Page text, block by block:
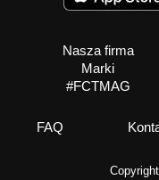
Nasza firma
Marki
#FCTMAG
FAQ